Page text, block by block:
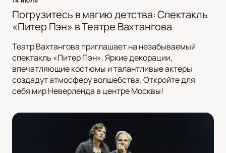
Погрузитесь в магию детства: Спектакль
«Питер Пэн» в Театре Вахтангова
Театр Вахтангова приглашает на незабываемый
спектакль «Питер Пэн». Яркие декорации,
впечатляющие костюмы и талантливые актеры
создадут атмосферу волшебства. Откройте для
себя мир Неверленда в центре Москвы!